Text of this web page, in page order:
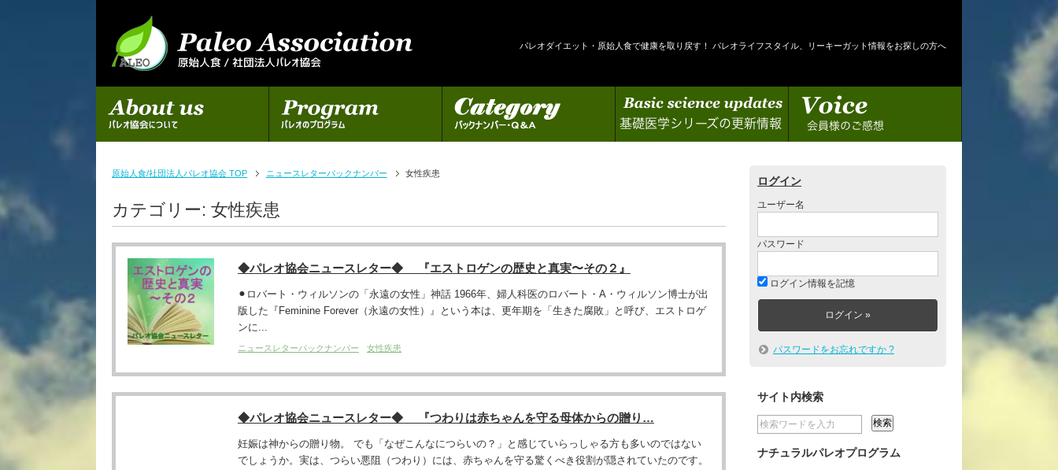
パレオダイエット・原始人食で健康を取り戻す！ パレオライフスタイル、リーキーガット情報をお探しの方へ
初めての方へ パレオのプログラム カテゴリー 基礎医学シリーズの更新情報 会員様のご感想
原始人食/社団法人パレオ協会 TOP ニュースレターバックナンバー 女性疾患
カテゴリー: 女性疾患
◆パレオ協会ニュースレター◆ 『エストロゲンの歴史と真実〜その２』
⚫︎ロバート・ウィルソンの「永遠の女性」神話 1966年、婦人科医のロバート・A・ウィルソン博士が出
版した『Feminine Forever（永遠の女性）』という本は、更年期を「生きた腐敗」と呼び、エストロゲ
ンに...
ニュースレターバックナンバー 女性疾患
◆パレオ協会ニュースレター◆ 『つわりは赤ちゃんを守る母体からの贈り…
妊娠は神からの贈り物。 でも「なぜこんなにつらいの？」と感じていらっしゃる方も多いのではない
でしょうか。実は、つらい悪阻（つわり）には、赤ちゃんを守る驚くべき役割が隠されていたのです。
ログイン
ユーザー名
パスワード
ログイン情報を記憶
パスワードをお忘れですか ?
サイト内検索
ナチュラルパレオプログラム